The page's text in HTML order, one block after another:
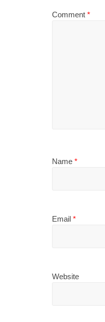
Comment *
Name *
Email *
Website